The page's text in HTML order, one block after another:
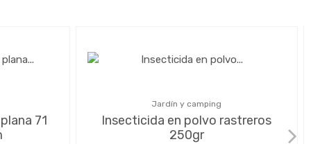
71
Jardín y camping
Insecticida en polvo rastreros
250gr